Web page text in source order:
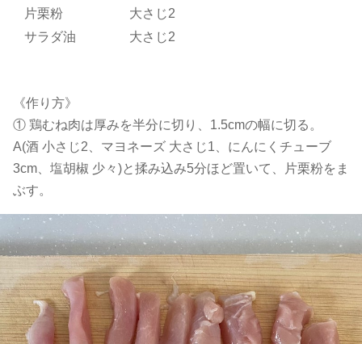
片栗粉
大さじ2
サラダ油
大さじ2
《作り方》
① 鶏むね肉は厚みを半分に切り、1.5cmの幅に切る。
A(酒 小さじ2、マヨネーズ 大さじ1、にんにくチューブ
3cm、塩胡椒 少々)と揉み込み5分ほど置いて、片栗粉をま
ぶす。